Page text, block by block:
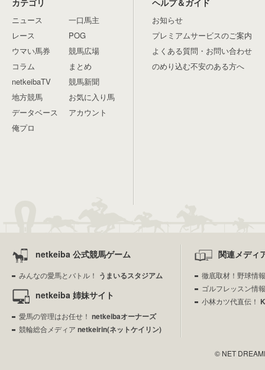
カテゴリ
ニュース
レース
ウマい馬券
コラム
netkeibaTV
地方競馬
データベース
俺プロ
一口馬主
POG
競馬広場
まとめ
競馬新聞
お気に入り馬
アカウント
ヘルプ＆ガイド
お知らせ
プレミアムサービスのご案内
よくある質問・お問い合わせ
のめり込む不安のある方へ
netkeiba 公式競馬ゲーム
みんなの愛馬とバトル！ うまいるスタジアム
netkeiba 姉妹サイト
愛馬の管理はお任せ！ netkeibaオーナーズ
競輪総合メディア netkeirin(ネットケイリン)
関連メディ
徹底取材！野球情
ゴルフレッスン情
小林カツ代直伝！
© NET